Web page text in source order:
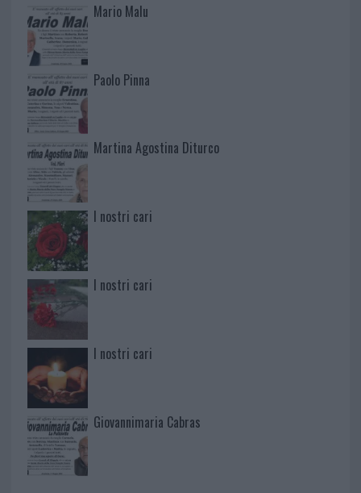
Mario Malu
Paolo Pinna
Martina Agostina Diturco
I nostri cari
I nostri cari
I nostri cari
Giovannimaria Cabras